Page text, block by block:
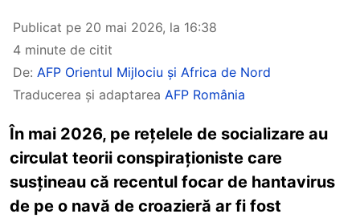
Publicat pe 20 mai 2026, la 16:38
4 minute de citit
De: AFP Orientul Mijlociu și Africa de Nord
Traducerea și adaptarea AFP România
În mai 2026, pe rețelele de socializare au
circulat teorii conspiraționiste care
susțineau că recentul focar de hantavirus
de pe o navă de croazieră ar fi fost